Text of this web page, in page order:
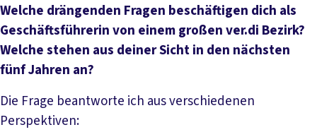
Welche drängenden Fragen beschäftigen dich als
Geschäftsführerin von einem großen ver.di Bezirk?
Welche stehen aus deiner Sicht in den nächsten
fünf Jahren an?
Die Frage beantworte ich aus verschiedenen
Perspektiven: